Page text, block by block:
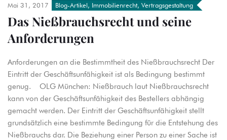
Mai 31, 2017 Blog-Artikel, Immobilienrecht, Vertragsgestaltung
Das Nießbrauchsrecht und seine
Anforderungen
Anforderungen an die Bestimmtheit des Nießbrauchsrecht Der
Eintritt der Geschäftsunfähigkeit ist als Bedingung bestimmt
genug. OLG München: Nießbrauch laut Nießbrauchsrecht
kann von der Geschäftsunfähigkeit des Bestellers abhängig
gemacht werden. Der Eintritt der Geschäftsunfähigkeit stellt
grundsätzlich eine bestimmte Bedingung für die Entstehung des
Nießbrauchs dar. Die Beziehung einer Person zu einer Sache ist